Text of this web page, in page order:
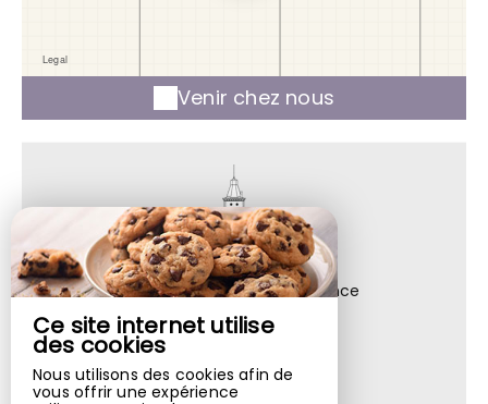
Ce site internet utilise
des cookies
Nous utilisons des cookies afin de
vous offrir une expérience
Venir chez nous
Château de Bonne Espérance
36, Rue Bonne Espérance,
4500 HUY - BELGIQUE
+32 85 31 08 88